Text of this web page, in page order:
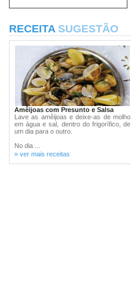
RECEITA SUGESTÃO
Amêijoas com Presunto e Salsa
Lave as amêijoas e deixe-as de molho
em água e sal, dentro do frigorífico, de
um dia para o outro.
No dia ...
» ver mais receitas